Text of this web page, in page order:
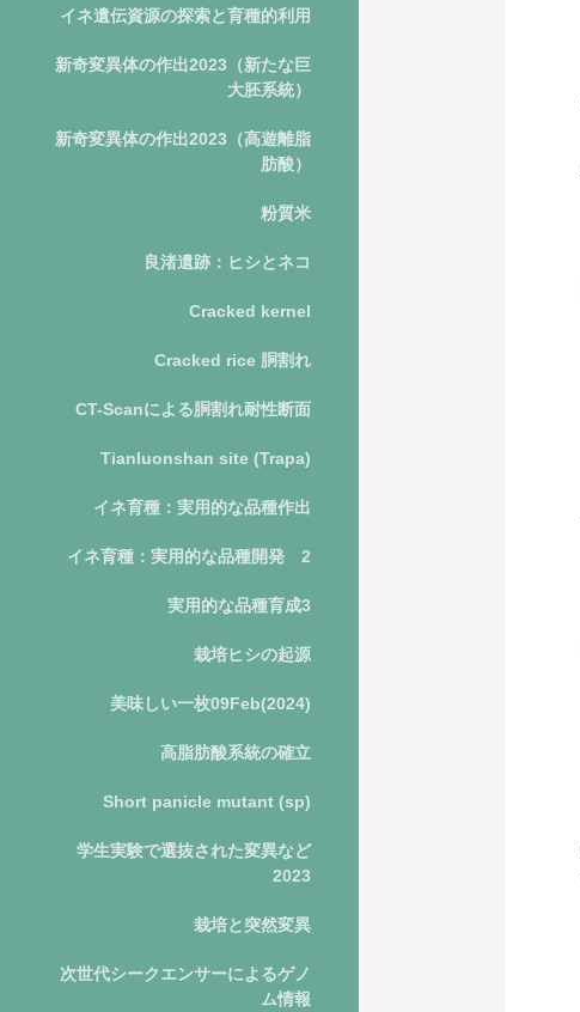
イネ遺伝資源の探索と育種的利用
新奇変異体の作出2023（新たな巨
大胚系統）
新奇変異体の作出2023（高遊離脂
肪酸）
粉質米
良渚遺跡：ヒシとネコ
Cracked kernel
Cracked rice 胴割れ
CT-Scanによる胴割れ耐性断面
Tianluonshan site (Trapa)
イネ育種：実用的な品種作出
イネ育種：実用的な品種開発 2
実用的な品種育成3
栽培ヒシの起源
美味しい一枚09Feb(2024)
高脂肪酸系統の確立
Short panicle mutant (sp)
学生実験で選抜された変異など
2023
栽培と突然変異
次世代シークエンサーによるゲノ
ム情報